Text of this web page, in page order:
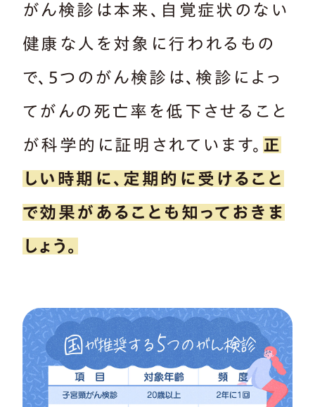
がん検診は本来、自覚症状のない
健康な人を対象に行われるもの
で、5つのがん検診は、検診によっ
てがんの死亡率を低下させること
が科学的に証明されています。 正
しい時期に、定期的に受けること
で効果があることも知っておきま
しょう。